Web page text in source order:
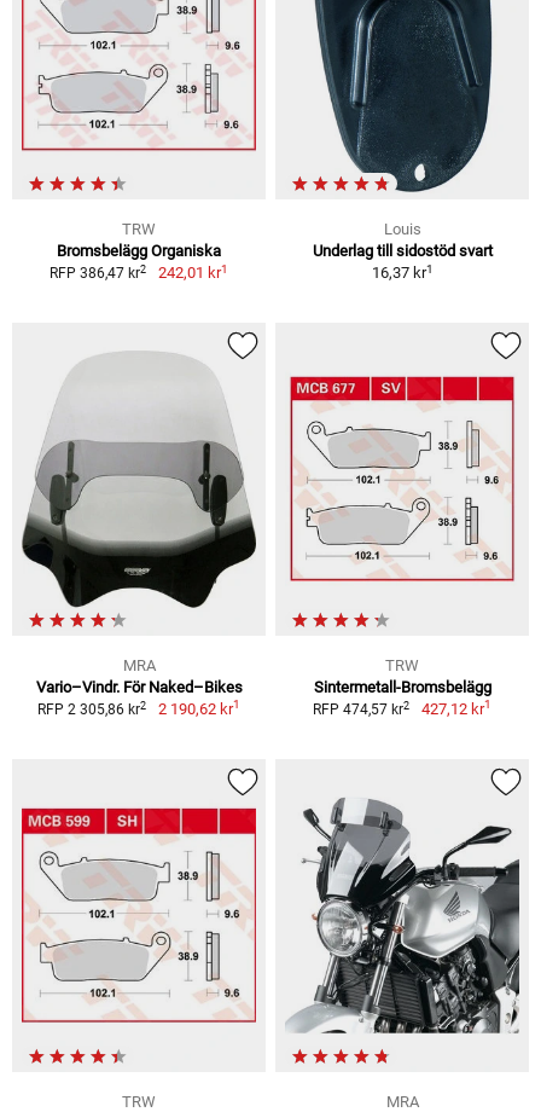
TRW
Bromsbelägg Organiska
RFP 386,47 kr2 242,01 kr1
Louis
Underlag till sidostöd svart
16,37 kr1
MRA
Vario–Vindr. För Naked–Bikes
RFP 2 305,86 kr2 2 190,62 kr1
TRW
Sintermetall-Bromsbelägg
RFP 474,57 kr2 427,12 kr1
TRW
MRA